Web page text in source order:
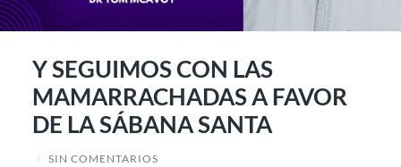
Y SEGUIMOS CON LAS
MAMARRACHADAS A FAVOR
DE LA SÁBANA SANTA
/ SIN COMENTARIOS